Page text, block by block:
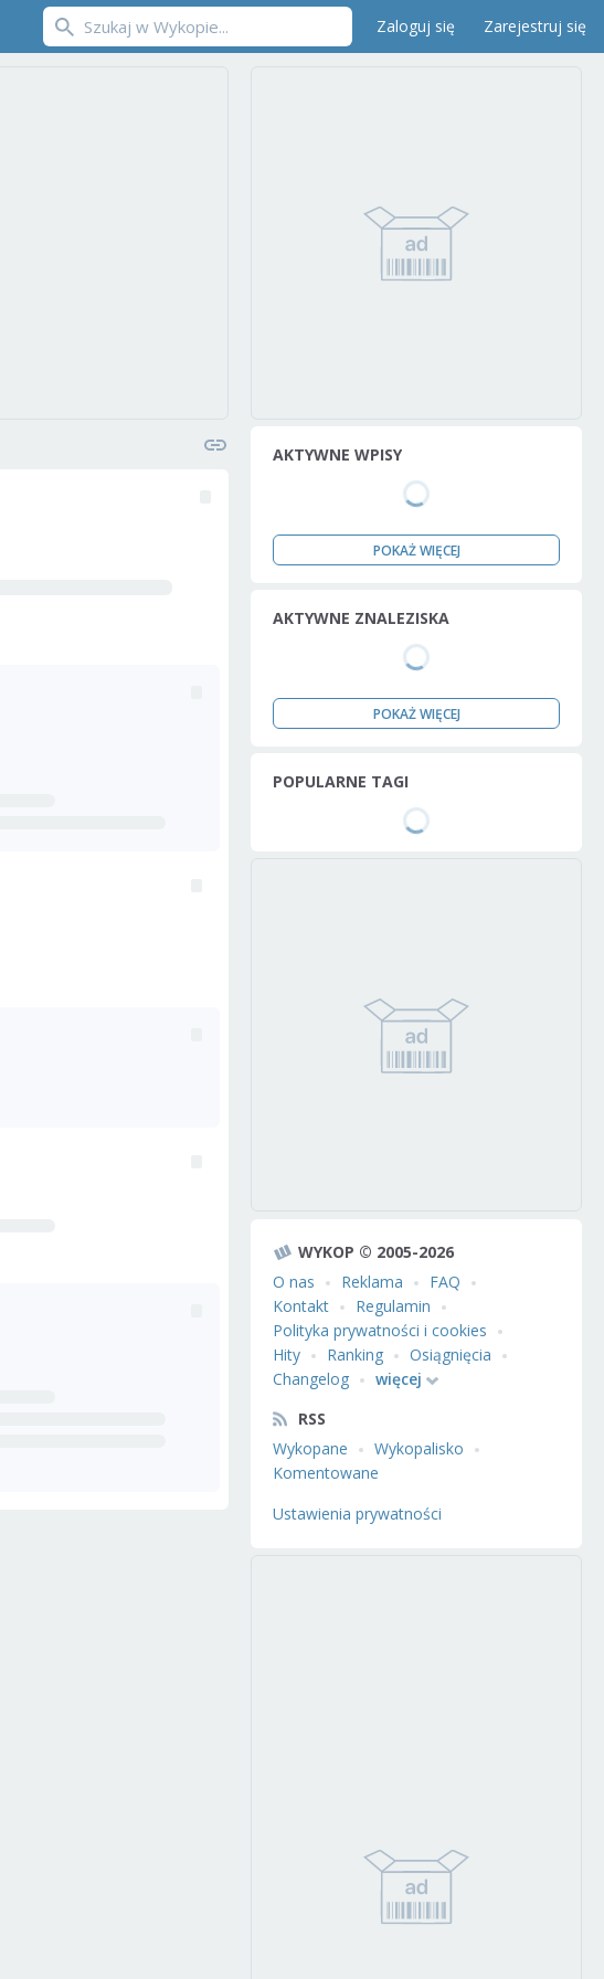
Zaloguj się Zarejestruj się
AKTYWNE WPISY
POKAŻ WIĘCEJ
AKTYWNE ZNALEZISKA
POKAŻ WIĘCEJ
POPULARNE TAGI
WYKOP © 2005-2026
O nas
Reklama
FAQ
Kontakt
Regulamin
Polityka prywatności i cookies
Hity
Ranking
Osiągnięcia
Changelog
więcej
RSS
Wykopane
Wykopalisko
Komentowane
Ustawienia prywatności